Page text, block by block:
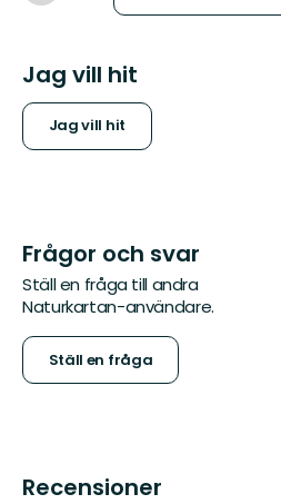
Jag vill hit
Jag vill hit
Frågor och svar
Ställ en fråga till andra
Naturkartan-användare.
Ställ en fråga
Recensioner